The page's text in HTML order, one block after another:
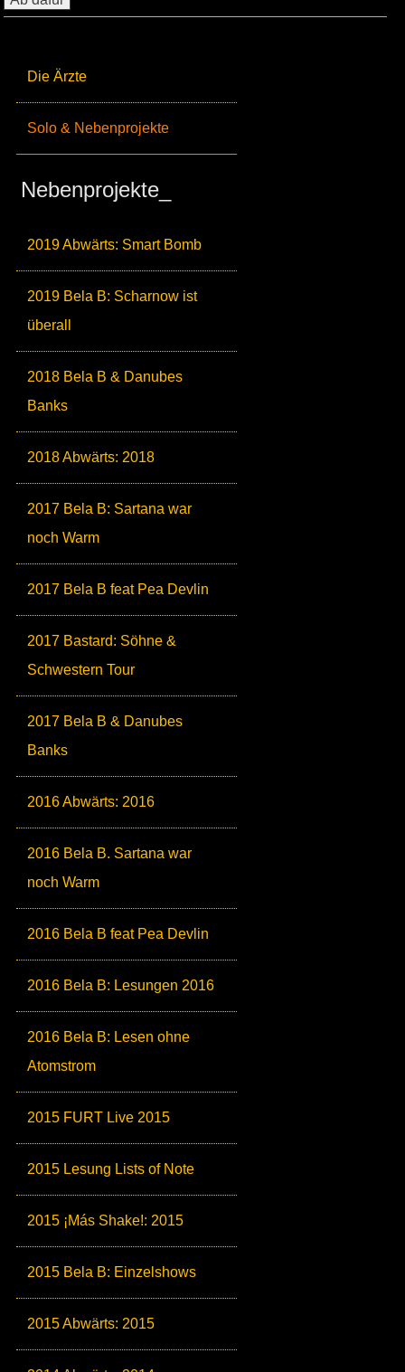
Die Ärzte
Solo & Nebenprojekte
Nebenprojekte_
2019 Abwärts: Smart Bomb
2019 Bela B: Scharnow ist
überall
2018 Bela B & Danubes
Banks
2018 Abwärts: 2018
2017 Bela B: Sartana war
noch Warm
2017 Bela B feat Pea Devlin
2017 Bastard: Söhne &
Schwestern Tour
2017 Bela B & Danubes
Banks
2016 Abwärts: 2016
2016 Bela B. Sartana war
noch Warm
2016 Bela B feat Pea Devlin
2016 Bela B: Lesungen 2016
2016 Bela B: Lesen ohne
Atomstrom
2015 FURT Live 2015
2015 Lesung Lists of Note
2015 ¡Más Shake!: 2015
2015 Bela B: Einzelshows
2015 Abwärts: 2015